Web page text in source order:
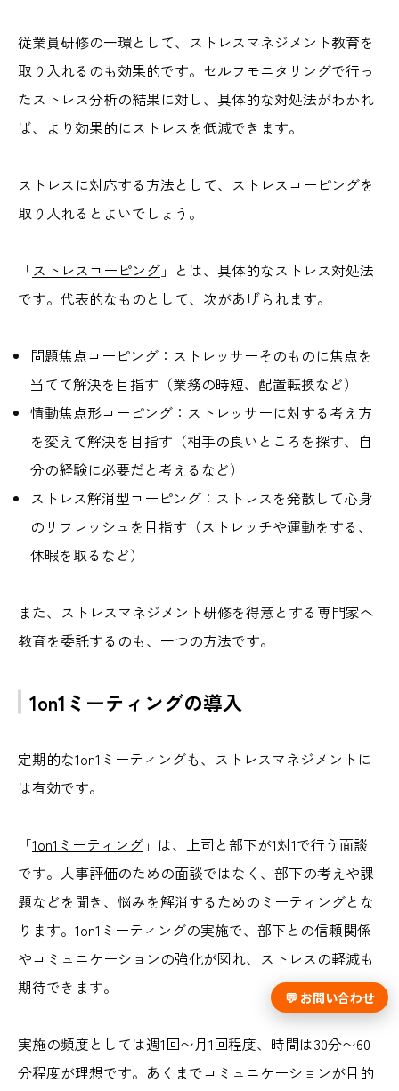
従業員研修の一環として、ストレスマネジメント教育を
取り入れるのも効果的です。セルフモニタリングで行っ
たストレス分析の結果に対し、具体的な対処法がわかれ
ば、より効果的にストレスを低減できます。
ストレスに対応する方法として、ストレスコーピングを
取り入れるとよいでしょう。
「ストレスコーピング 」とは、具体的なストレス対処法
です。代表的なものとして、次があげられます。
問題焦点コーピング：ストレッサーそのものに焦点を
当てて解決を目指す（業務の時短、配置転換など）
情動焦点形コーピング：ストレッサーに対する考え方
を変えて解決を目指す（相手の良いところを探す、自
分の経験に必要だと考えるなど）
ストレス解消型コーピング：ストレスを発散して心身
のリフレッシュを目指す（ストレッチや運動をする、
休暇を取るなど）
また、ストレスマネジメント研修を得意とする専門家へ
教育を委託するのも、一つの方法です。
1on1ミーティングの導入
定期的な1on1ミーティングも、ストレスマネジメントに
は有効です。
「1on1ミーティング 」は、上司と部下が1対1で行う面談
です。人事評価のための面談ではなく、部下の考えや課
題などを聞き、悩みを解消するためのミーティングとな
ります。1on1ミーティングの実施で、部下との信頼関係
やコミュニケーションの強化が図れ、ストレスの軽減も
期待できます。
実施の頻度としては週1回〜月1回程度、時間は30分〜60
分程度が理想です。あくまでコミュニケーションが目的
💬 お問い合わせ